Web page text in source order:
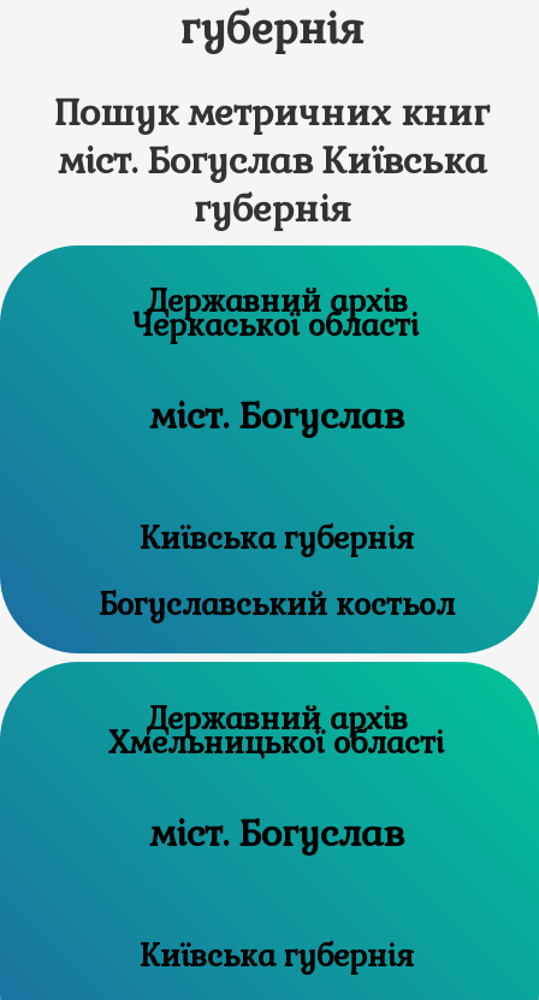
губернія
Пошук метричних книг
міст. Богуслав Київська
губернія
Державний архів
Черкаської області
міст. Богуслав
Київська губернія
Богуславський костьол
Державний архів
Хмельницької області
міст. Богуслав
Київська губернія